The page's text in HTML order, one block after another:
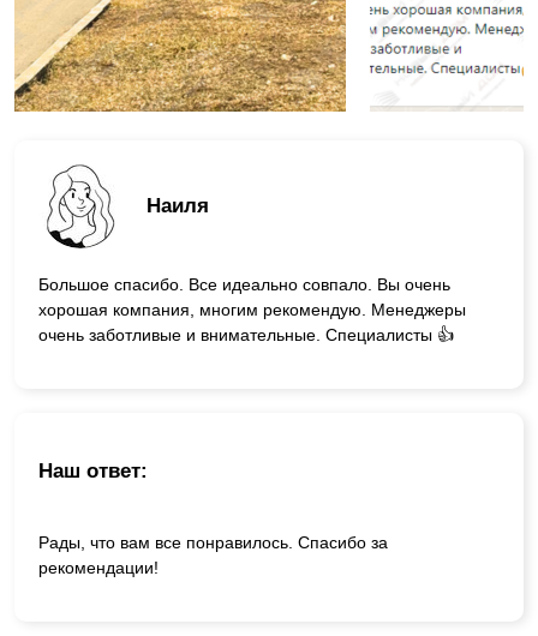
Наиля
Большое спасибо. Все идеально совпало. Вы очень
хорошая компания, многим рекомендую. Менеджеры
очень заботливые и внимательные. Специалисты 👍
Наш ответ:
Рады, что вам все понравилось. Спасибо за
рекомендации!